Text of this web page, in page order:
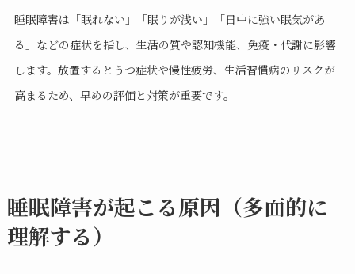
睡眠障害は「眠れない」「眠りが浅い」「日中に強い眠気があ
る」などの症状を指し、生活の質や認知機能、免疫・代謝に影響
します。放置するとうつ症状や慢性疲労、生活習慣病のリスクが
高まるため、早めの評価と対策が重要です。
睡眠障害が起こる原因（多面的に
理解する）